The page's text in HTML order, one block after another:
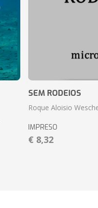
SEM RODEIOS
Roque Aloisio
IMPRESO
€ 8,32